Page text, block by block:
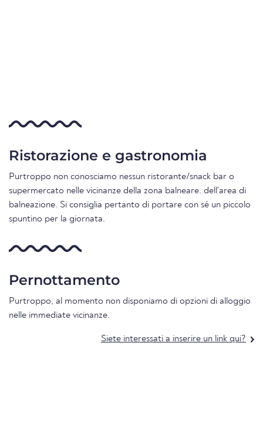
Ristorazione e gastronomia
Purtroppo non conosciamo nessun ristorante/snack bar o
supermercato nelle vicinanze della zona balneare. dell'area di
balneazione. Si consiglia pertanto di portare con sé un piccolo
spuntino per la giornata.
Pernottamento
Purtroppo, al momento non disponiamo di opzioni di alloggio
nelle immediate vicinanze.
Siete interessati a inserire un link qui?